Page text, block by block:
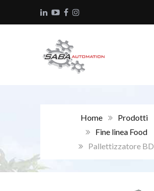
Home
Prodotti
Fine linea Food
Pallettizzatore BD